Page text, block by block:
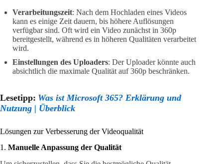
Verarbeitungszeit: Nach dem Hochladen eines Videos
kann es einige Zeit dauern, bis höhere Auflösungen
verfügbar sind. Oft wird ein Video zunächst in 360p
bereitgestellt, während es in höheren Qualitäten verarbeitet
wird.
Einstellungen des Uploaders: Der Uploader könnte auch
absichtlich die maximale Qualität auf 360p beschränken.
Lesetipp: Was ist Microsoft 365? Erklärung und
Nutzung | Überblick
Lösungen zur Verbesserung der Videoqualität
1. Manuelle Anpassung der Qualität